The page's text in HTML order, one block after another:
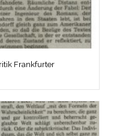
Frankfurter